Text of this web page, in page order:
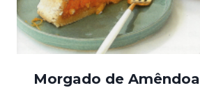
Morgado de Amêndoa